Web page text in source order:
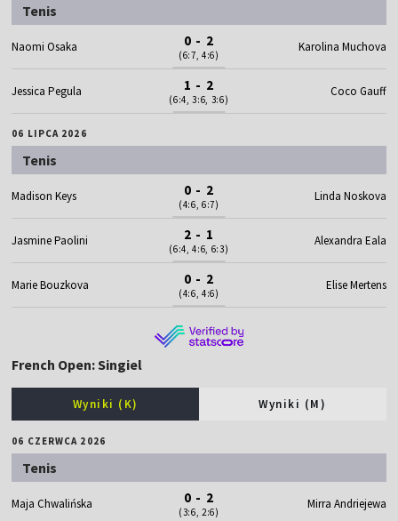
Tenis
Naomi Osaka 0 - 2
(6:7, 4:6)
Karolina Muchova
Jessica Pegula 1 - 2
(6:4, 3:6, 3:6)
Coco Gauff
06 LIPCA 2026
Tenis
Madison Keys 0 - 2
(4:6, 6:7)
Linda Noskova
Jasmine Paolini 2 - 1
(6:4, 4:6, 6:3)
Alexandra Eala
Marie Bouzkova 0 - 2
(4:6, 4:6)
Elise Mertens
French Open: Singiel
Wyniki (K) Wyniki (M)
06 CZERWCA 2026
Tenis
Maja Chwalińska 0 - 2
(3:6, 2:6)
Mirra Andriejewa